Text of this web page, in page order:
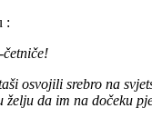
:
četniče!
osvojili srebro na
želju da im na dočeku